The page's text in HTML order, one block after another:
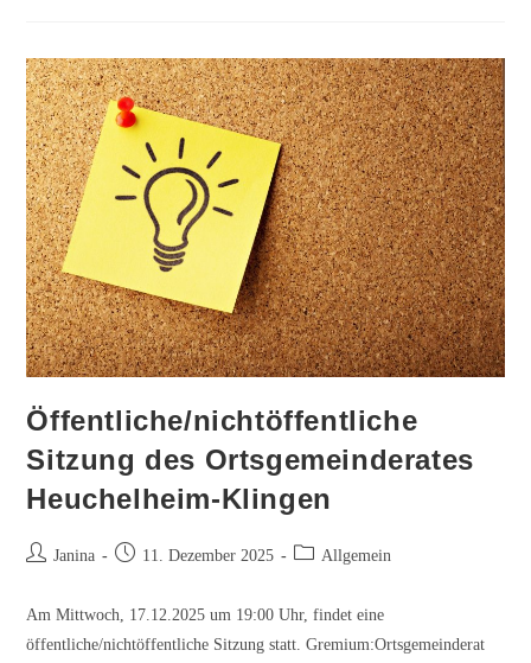
Öffentliche/nichtöffentliche
Sitzung des Ortsgemeinderates
Heuchelheim-Klingen
Beitrags-
Janina
Beitrag11. Dezember 2025
Beitrags-Allgemein
Am Mittwoch, 17.12.2025 um 19:00 Uhr, findet eine
öffentliche/nichtöffentliche Sitzung statt. Gremium:Ortsgemeinderat